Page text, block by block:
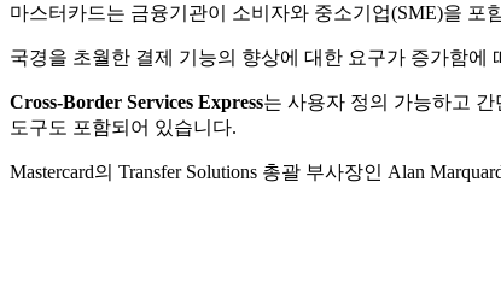
마스터카드는 금융기관이 소비자와 중소기업(SME)을
국경을 초월한 결제 기능의 향상에 대한 요구가 증가함
Cross-Border Services Express는 사용자 정의 가능하고
도구도 포함되어 있습니다.
Mastercard의 Transfer Solutions 총괄 부사장인 Alan